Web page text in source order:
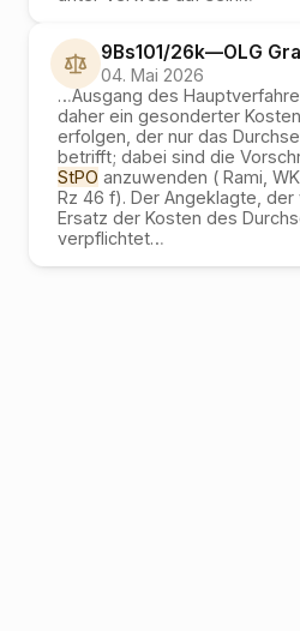
9Bs101/26k—OLG
04. Mai 2026
…Ausgang des
daher ein gesonderter
erfolgen, der nur das
betrifft; dabei sind die
StPO anzuwenden ( Rami,
Rz 46 f). Der Angeklagte,
Ersatz der Kosten des
verpflichtet…